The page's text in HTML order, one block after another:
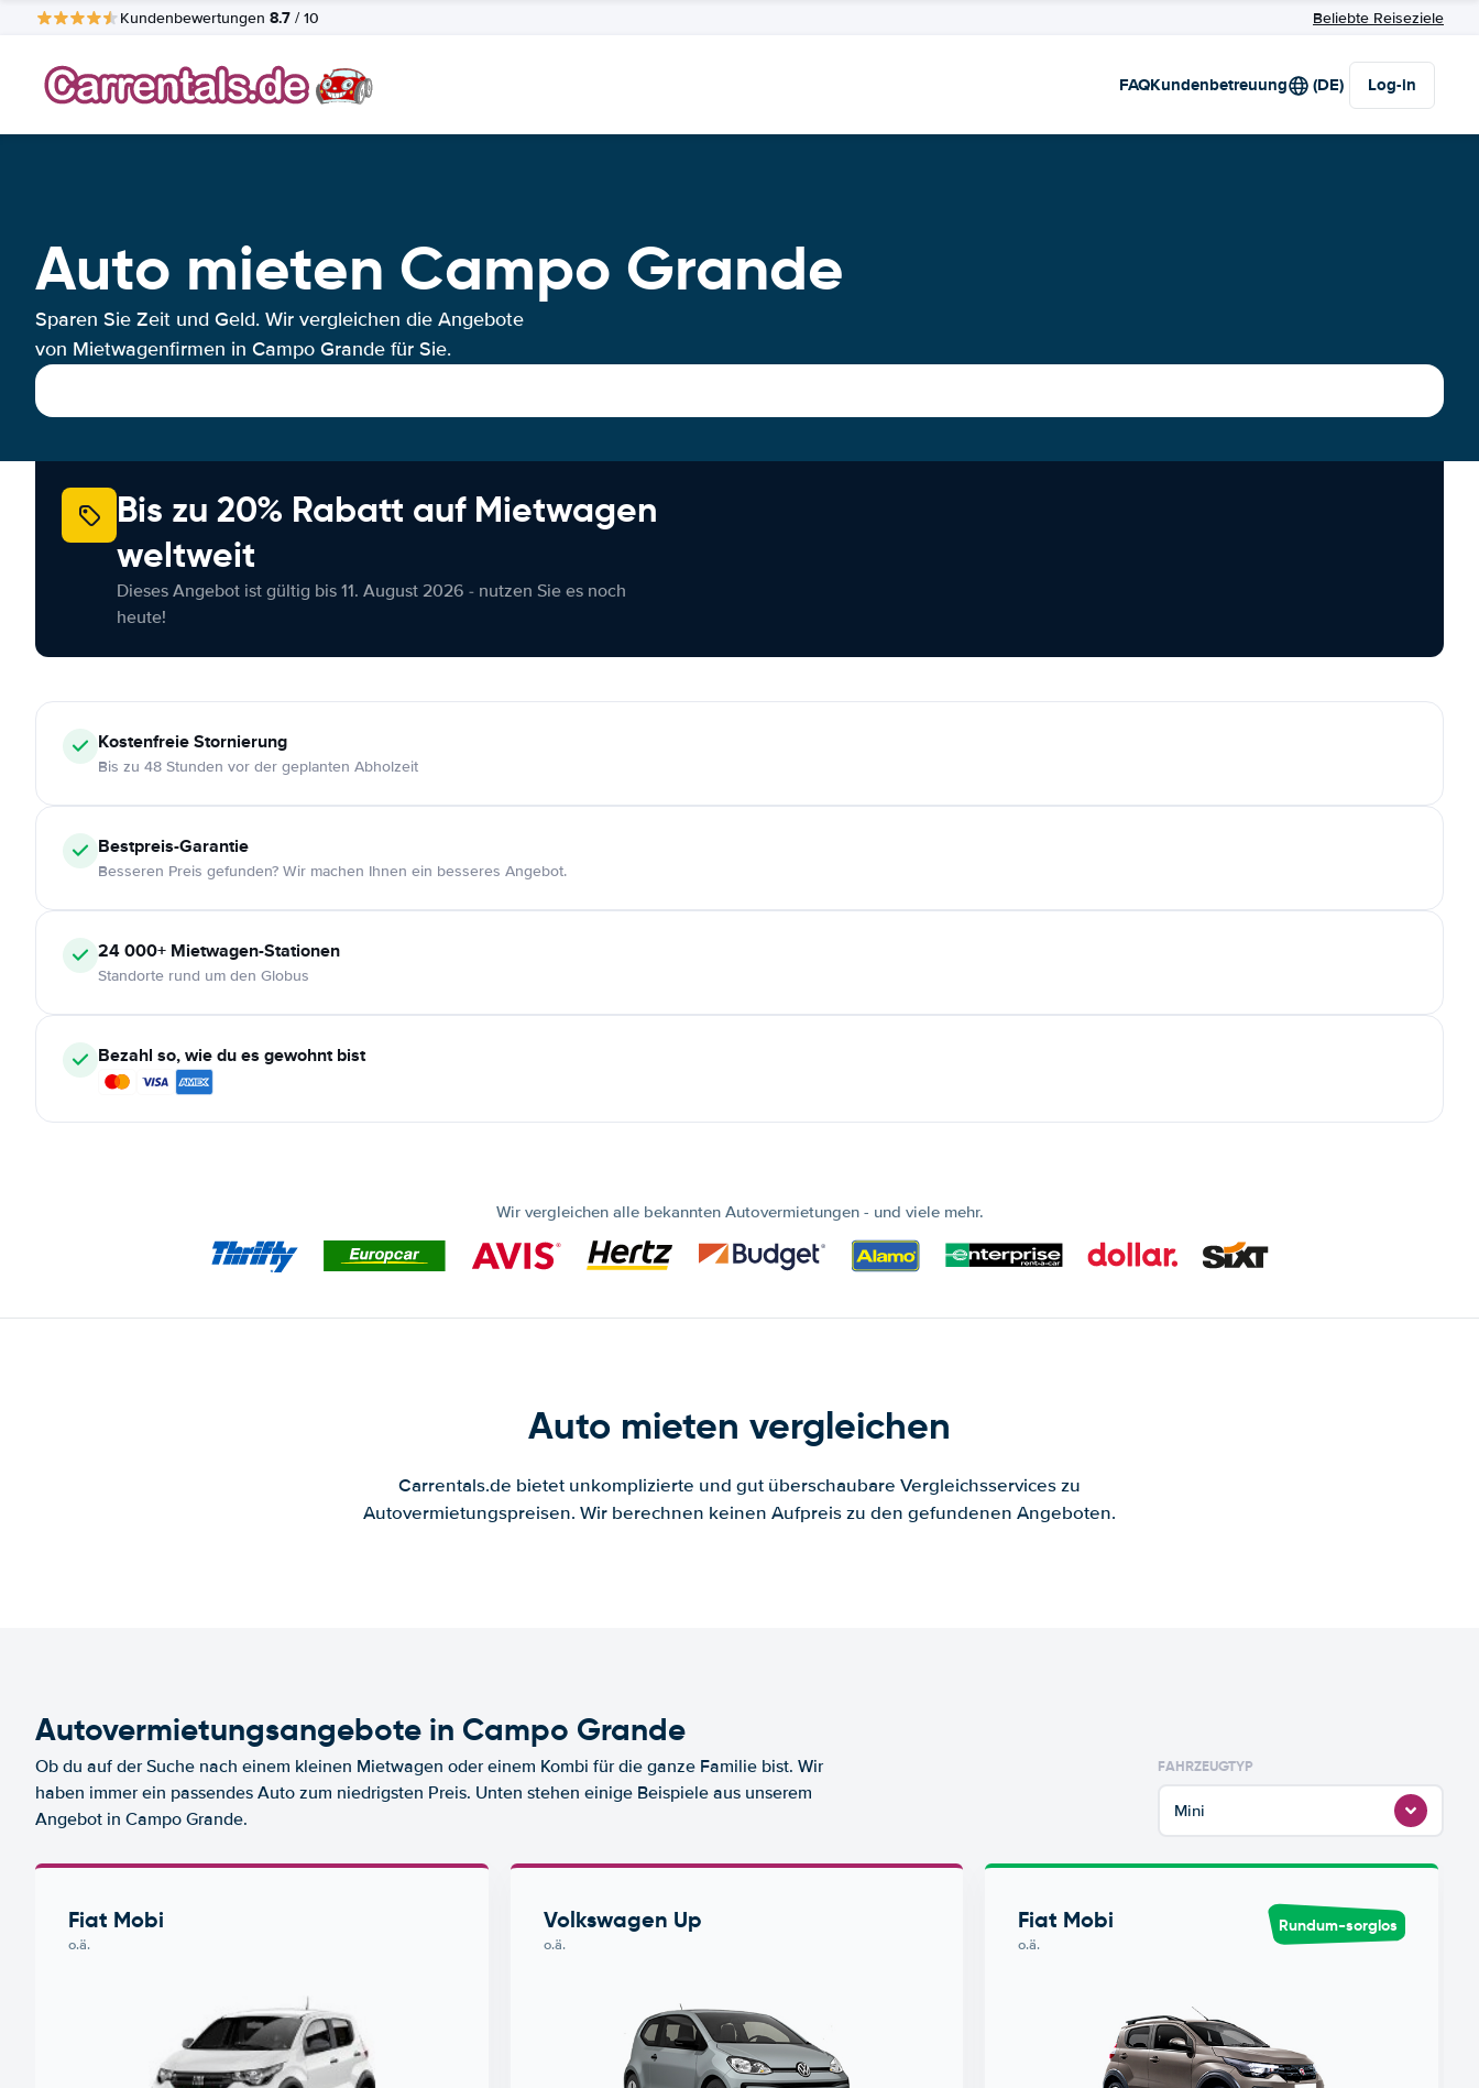
Kundenbewertungen 8.7 / 10 Beliebte Reiseziele
FAQKundenbetreuung (DE) Log-in
Auto mieten Campo Grande
Sparen Sie Zeit und Geld. Wir vergleichen die Angebote
von Mietwagenfirmen in Campo Grande für Sie.
Bis zu 20% Rabatt auf Mietwagen
weltweit
Dieses Angebot ist gültig bis 11. August 2026 - nutzen Sie es noch
heute!
KostenfreieStornierung
Bis zu 48 Stunden vor der geplanten Abholzeit
Bestpreis-Garantie
Besseren Preis gefunden? Wir machen Ihnen ein besseres Angebot.
24 000+ Mietwagen-Stationen
Standorte rund um den Globus
Bezahl so, wie du es gewohnt bist
Wir vergleichen alle bekannten Autovermietungen - und viele mehr.
Auto mieten vergleichen
Carrentals.de bietet unkomplizierte und gut überschaubare Vergleichsservices zu
Autovermietungspreisen. Wir berechnen keinen Aufpreis zu den gefundenen Angeboten.
Autovermietungsangebote in Campo Grande
Ob du auf der Suche nach einem kleinen Mietwagen oder einem Kombi für die ganze Familie bist. Wir
haben immer ein passendes Auto zum niedrigsten Preis. Unten stehen einige Beispiele aus unserem
Angebot in Campo Grande.
FAHRZEUGTYP
Mini
Fiat Mobi
o.ä.
Volkswagen Up
o.ä.
Fiat Mobi
o.ä.
Rundum-sorglos